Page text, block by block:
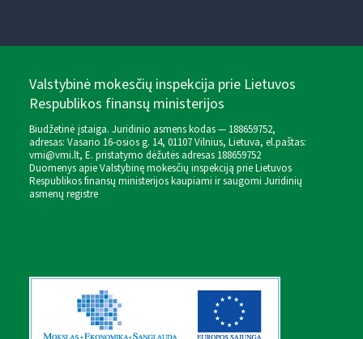
Valstybinė mokesčių inspekcija prie Lietuvos
Respublikos finansų ministerijos
Biudžetinė įstaiga. Juridinio asmens kodas — 188659752,
adresas: Vasario 16-osios g. 14, 01107 Vilnius, Lietuva, el.paštas:
vmi@vmi.lt, E. pristatymo dėžutės adresas 188659752
Duomenys apie Valstybinę mokesčių inspekciją prie Lietuvos
Respublikos finansų ministerijos kaupiami ir saugomi Juridinių
asmenų registre